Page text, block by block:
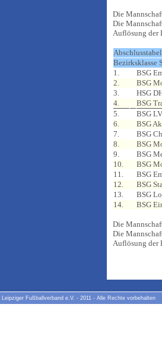
Die
Die
Auflösung der
Bezirksklasse
1.
BSG
2.
BSG
3.
HSG
4.
BSG
5.
BSG
6.
BSG
7.
BSG
8.
BSG
9.
BSG
10.
BSG
11.
BSG
12.
BSG
13.
BSG
14.
BSG
Die
Die
Auflösung der
Leipziger Fußballverband e.V. - 2011 - Alle Rechte